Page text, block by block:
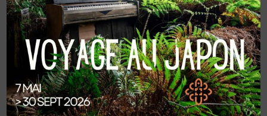
APOCALYPSIS MEMORIAE PAR EMMANUEL FLIPO